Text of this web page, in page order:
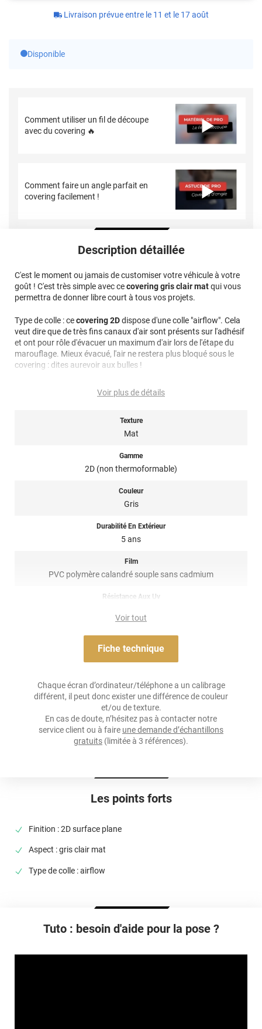
Livraison prévue entre le 11 et le 17 août
Disponible
Comment utiliser un fil de découpe
avec du covering 🔥
Comment faire un angle parfait en
covering facilement !
Les points forts
Finition : 2D surface plane
Aspect : gris clair mat
Type de colle : airflow
Description détaillée
C'est le moment ou jamais de customiser votre véhicule à votre
goût ! C'est très simple avec cecovering gris clair matqui vous
permettra de donner libre court à tous vos projets.
Type de colle : cecovering 2Ddispose d'une colle "airflow". Cela
veut dire que de très fins canaux d'air sont présents sur l'adhésif
et ont pour rôle d'évacuer un maximum d'air lors de l'étape du
marouflage. Mieux évacué, l'air ne restera plus bloqué sous le
covering : dites aurevoir aux bulles !
Note importante : faire son choix entre un covering 2D ou 3D ?
dire qu’il est non thermoformable. Il n’est donc pas sensible à la
chaleur, il est conseillé dans la pose de covering sur des surfaces
de bulles. Il est fortement déconseillé pour un total covering mais
plutôt utilisé en partiel covering. Un doute ? N’hésitez pas à
Ce covering auto gris clair mat 2D de la marque Variance Auto
Voir plus de détails
Texture
Mat
Gamme
2D (non thermoformable)
Couleur
Gris
Durabilité En Extérieur
5 ans
Film
PVC polymère calandré souple sans cadmium
Résistance Aux Uv
Acrylique permanent transparent ou gris
Épaisseur
150 µ
Température D'application
Température D'utilisation
Voir tout
Fiche technique
Chaque écran d’ordinateur/téléphone a un calibrage
différent, il peut donc exister une différence de couleur
et/ou de texture.
En cas de doute, n’hésitez pas à contacter notre
service client ou à faire une demande d’échantillons
gratuits (limitée à 3 références).
Tuto : besoin d'aide pour la pose ?